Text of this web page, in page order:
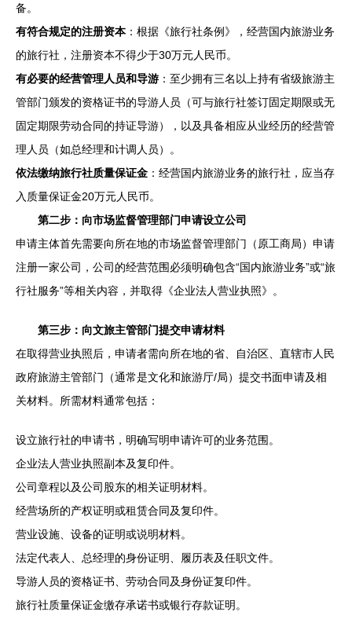
备。
有符合规定的注册资本：根据《旅行社条例》，经营国内旅游业务
的旅行社，注册资本不得少于30万元人民币。
有必要的经营管理人员和导游 ：至少拥有三名以上持有省级旅游主
管部门颁发的资格证书的导游人员（可与旅行社签订固定期限或无
固定期限劳动合同的持证导游），以及具备相应从业经历的经营管
理人员（如总经理和计调人员）。
依法缴纳旅行社质量保证金 ：经营国内旅游业务的旅行社，应当存
入质量保证金20万元人民币。
第二步：向市场监督管理部门申请设立公司
申请主体首先需要向所在地的市场监督管理部门（原工商局）申请
注册一家公司，公司的经营范围必须明确包含“国内旅游业务”或“旅
行社服务”等相关内容，并取得《企业法人营业执照》。
第三步：向文旅主管部门提交申请材料
在取得营业执照后，申请者需向所在地的省、自治区、直辖市人民
政府旅游主管部门（通常是文化和旅游厅/局）提交书面申请及相
关材料。所需材料通常包括：
设立旅行社的申请书，明确写明申请许可的业务范围。
企业法人营业执照副本及复印件。
公司章程以及公司股东的相关证明材料。
经营场所的产权证明或租赁合同及复印件。
营业设施、设备的证明或说明材料。
法定代表人、总经理的身份证明、履历表及任职文件。
导游人员的资格证书、劳动合同及身份证复印件。
旅行社质量保证金缴存承诺书或银行存款证明。